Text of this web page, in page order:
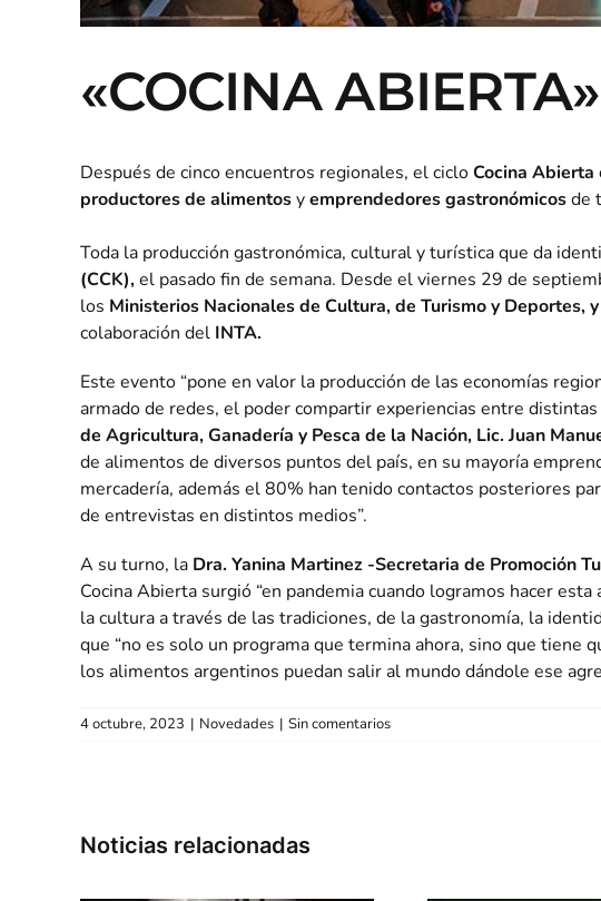
«COCINA
Después de cinco encuentros regionales, el cicloCocina Abierta
productores de alimentosyemprendedores gastronómicosde
Toda la producción gastronómica, cultural y turística que da
(CCK),el pasado fin de semana. Desde el viernes 29 de
los Ministerios Nacionales de Cultura, de Turismo y Deportes,
colaboración del INTA.
Este evento “pone en valor la producción de las economías
armado de redes, el poder compartir experiencias entre
de Agricultura, Ganadería y Pesca de la Nación, Lic.Juan
de alimentos de diversos puntos del país, en su mayoría
mercadería, además el 80% han tenido contactos posteriores
de entrevistas en distintos medios”.
A su turno, la Dra. Yanina Martinez -Secretaria de Promoción
Cocina Abierta surgió “en pandemia cuando logramos hacer
la cultura a través de las tradiciones, de la gastronomía, la
que “no es solo un programa que termina ahora, sino que
los alimentos argentinos puedan salir al mundo dándole ese
4 octubre, 2023 | Novedades | Sin comentarios